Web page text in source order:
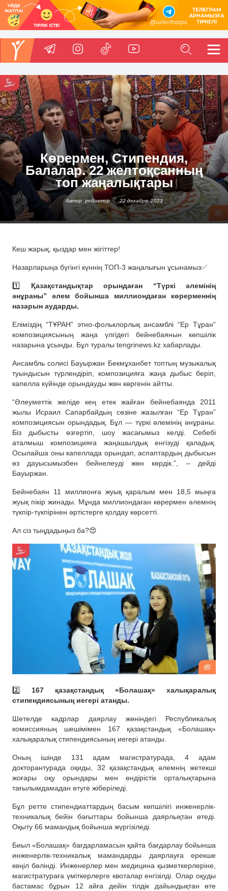
Көрермен, Стипендия,
Балалар. 22 желтоқсанның
топ жаңалықтары
Автор: редактор 22 декабря, 2023
Кеш жарық, қыздар мен жігіттер!
Назарларыңа бүгінгі күннің ТОП-3 жаңалығын ұсынамыз✅
1️⃣ Қазақстандықтар орындаған “Түркі әлемінің
әнұраны” әлем бойынша миллиондаған көрерменнің
назарын аударды.
Еліміздің “ТҰРАН” этно-фольклорлық ансамблі “Ер Тұран”
композициясының жаңа үлгідегі бейнебаянын көпшілік
назарына ұсынды. Бұл туралы tengrinews.kz хабарлады.
Ансамбль солисі Бауыржан Бекмұханбет топтың музыкалық
туындысын түрлендіріп, композицияға жаңа дыбыс беріп,
капелла күйінде орындауды жөн көргенін айтты.
“Әлеуметтік желіде кең етек жайған бейнебаянда 2011
жылы Исраил Сапарбайдың сөзіне жазылған “Ер Тұран”
композициясын орындадық. Бұл — түркі әлемінің әнұраны.
Біз дыбысты өзгертіп, шоу жасағымыз келді. Себебі
аталмыш композицияға жаңашылдық енгізуді қаладық.
Осылайша оны капеллада орындап, аспаптардың дыбысын
өз дауысымызбен бейнелеуді жөн көрдік.”, – дейді
Бауыржан.
Бейнебаян 11 миллионға жуық қаралым мен 18,5 мыңға
жуық пікір жинады. Мұнда миллиондаған көрермен әлемнің
түкпір-түкпірінен әртістерге қолдау көрсетті.
Ал сіз тыңдадыңыз ба?😍
2️⃣ 167 қазақстандық «Болашақ» халықаралық
стипендиясының иегері атанды.
Шетелде кадрлар даярлау жөніндегі Республикалық
комиссияның шешімімен 167 қазақстандық «Болашақ»
халықаралық стипендиясының иегері атанды.
Оның ішінде 131 адам магистратурада, 4 адам
докторантурада оқиды, 32 қазақстандық әлемнің жетекші
жоғары оқу орындары мен өндірістік орталықтарына
тағылымдамадан өтуге жіберіледі.
Бұл ретте стипендиаттардың басым көпшілігі инженерлік-
техникалық бейін бағыттары бойынша даярлықтан өтеді.
Оқыту 66 мамандық бойынша жүргізіледі.
Биыл «Болашақ» бағдарламасын қайта бағдарлау бойынша
инженерлік-техникалық мамандарды даярлауға ерекше
көңіл бөлінді. Инженерлер мен медицина қызметкерлеріне,
магистратураға үміткерлерге квоталар енгізілді. Олар оқуды
бастамас бұрын 12 айға дейін тілдік дайындықтан өте